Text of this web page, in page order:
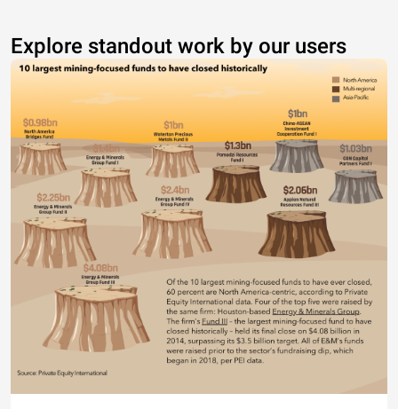
Explore standout work by our users